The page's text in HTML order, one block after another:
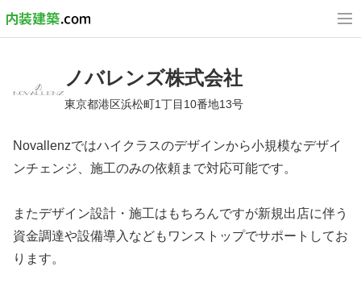
ノバレンズ株式会社
東京都港区浜松町1丁目10番地13号
Novallenzではハイクラスのデザインから小規模なデザイ
ンチェンジ、施工のみの依頼まで対応可能です。
またデザイン設計・施工はもちろんですが新規出店に伴う
資金調達や設備導入などもワンストップでサポートしてお
ります。